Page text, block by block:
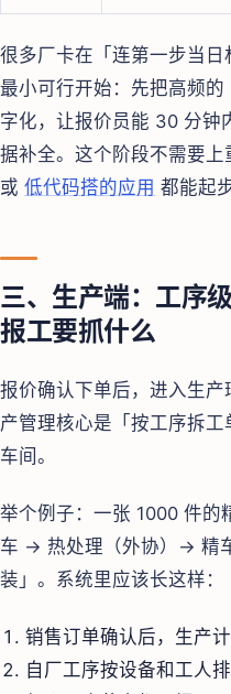
很多厂卡在「连第一步当
最小可行开始：先把高频
字化，让报价员能 30 分钟
据补全。这个阶段不需要上
或 低代码搭的应用 都能起步
三、生产端：工序
报工要抓什么
报价确认下单后，进入生
产管理核心是「按工序拆
车间。
举个例子：一张 1000 件
车 → 热处理（外协）→
装」。系统里应该长这样：
销售订单确认后，生产
自厂工序按设备和工人